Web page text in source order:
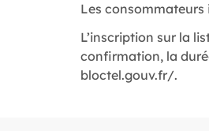
Les consommateurs
L’inscription sur la
confirmation, la
bloctel.gouv.fr/.